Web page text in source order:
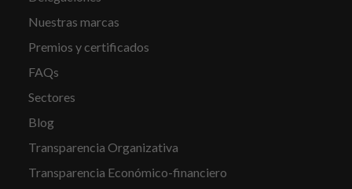
Nuestras marcas
Premios y certificados
FAQs
Sectores
Blog
Transparencia Organizativa
Transparencia Económico-financiero